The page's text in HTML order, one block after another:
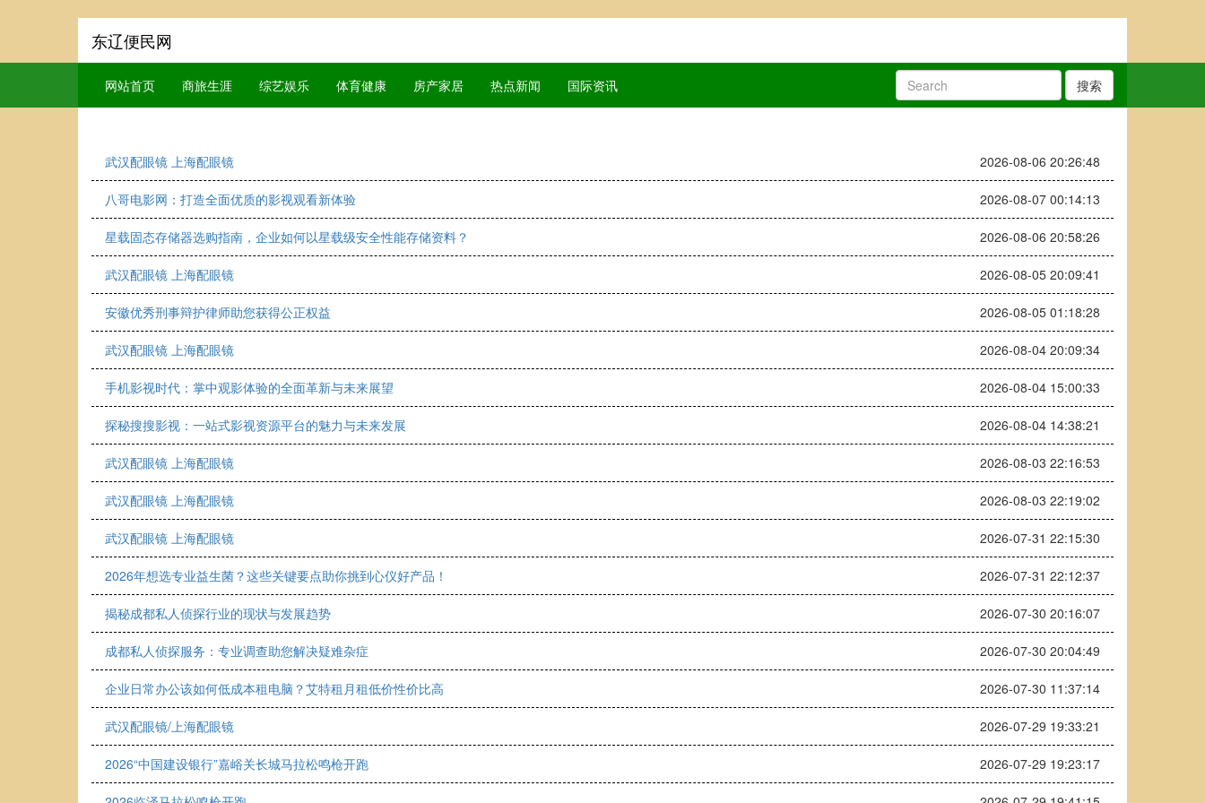
东辽便民网
网站首页 商旅生涯 综艺娱乐 体育健康 房产家居 热点新闻 国际资讯 搜索
武汉配眼镜 上海配眼镜 2026-08-06 20:26:48
八哥电影网：打造全面优质的影视观看新体验 2026-08-07 00:14:13
星载固态存储器选购指南，企业如何以星载级安全性能存储资料？ 2026-08-06 20:58:26
武汉配眼镜 上海配眼镜 2026-08-05 20:09:41
安徽优秀刑事辩护律师助您获得公正权益 2026-08-05 01:18:28
武汉配眼镜 上海配眼镜 2026-08-04 20:09:34
手机影视时代：掌中观影体验的全面革新与未来展望 2026-08-04 15:00:33
探秘搜搜影视：一站式影视资源平台的魅力与未来发展 2026-08-04 14:38:21
武汉配眼镜 上海配眼镜 2026-08-03 22:16:53
武汉配眼镜 上海配眼镜 2026-08-03 22:19:02
武汉配眼镜 上海配眼镜 2026-07-31 22:15:30
2026年想选专业益生菌？这些关键要点助你挑到心仪好产品！ 2026-07-31 22:12:37
揭秘成都私人侦探行业的现状与发展趋势 2026-07-30 20:16:07
成都私人侦探服务：专业调查助您解决疑难杂症 2026-07-30 20:04:49
企业日常办公该如何低成本租电脑？艾特租月租低价性价比高 2026-07-30 11:37:14
武汉配眼镜/上海配眼镜 2026-07-29 19:33:21
2026“中国建设银行”嘉峪关长城马拉松鸣枪开跑 2026-07-29 19:23:17